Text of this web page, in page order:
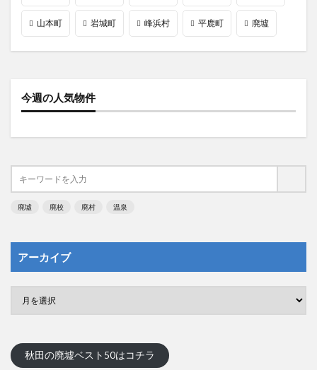
山本町 岩城町 峰浜村 平鹿町 廃墟
今週の人気物件
廃墟 廃校 廃村 温泉
アーカイブ
秋田の廃墟ベスト50はコチラ